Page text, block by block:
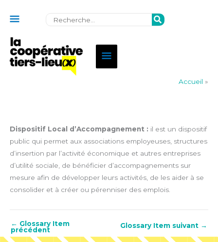
Rechercher:
de
l'en-
Menu
principal
Accueil »
Dispositif Local d’Accompagnement : il est un dispositif
public qui permet aux associations employeuses, structures
d’insertion par l’activité économique et autres entreprises
d’utilité sociale, de bénéficier d’accompagnements sur
mesure afin de développer leurs activités, de les aider à se
consolider et à créer ou pérenniser des emplois.
← Glossary Item
précédent
Glossary Item suivant →